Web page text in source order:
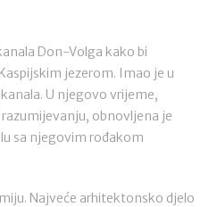
Don-Volga kako bi
jezerom. Imao je u
U njegovo vrijeme,
obnovljena je
sa njegovim rođakom
Najveće arhitektonsko djelo